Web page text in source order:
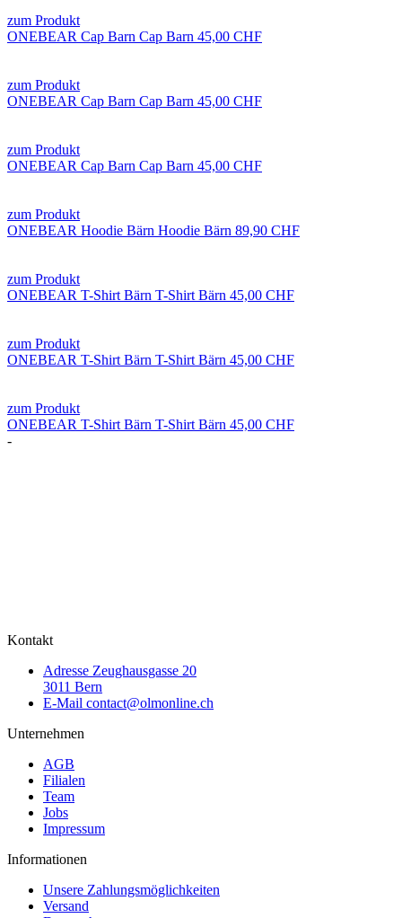
zum Produkt
ONEBEAR Cap Barn Cap Barn 45,00 CHF
zum Produkt
ONEBEAR Cap Barn Cap Barn 45,00 CHF
zum Produkt
ONEBEAR Cap Barn Cap Barn 45,00 CHF
zum Produkt
ONEBEAR Hoodie Bärn Hoodie Bärn 89,90 CHF
zum Produkt
ONEBEAR T-Shirt Bärn T-Shirt Bärn 45,00 CHF
zum Produkt
ONEBEAR T-Shirt Bärn T-Shirt Bärn 45,00 CHF
zum Produkt
ONEBEAR T-Shirt Bärn T-Shirt Bärn 45,00 CHF
-
Kontakt
Adresse Zeughausgasse 20
3011 Bern
E-Mail contact@olmonline.ch
Unternehmen
AGB
Filialen
Team
Jobs
Impressum
Informationen
Unsere Zahlungsmöglichkeiten
Versand